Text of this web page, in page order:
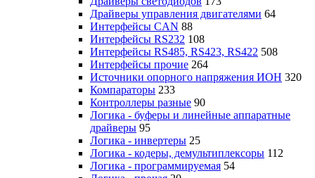
Драйверы управления двигателями 64
Интерфейсы CAN 88
Интерфейсы RS232 108
Интерфейсы RS485, RS423, RS422 508
Интерфейсы прочие 264
Источники опорного напряжения ИОН 320
Компараторы 233
Контроллеры разные 90
Логика - буферы и линейные аппаратные
драйверы 95
Логика - инвертеры 25
Логика - кодеры, демультиплексоры 112
Логика - программируемая 54